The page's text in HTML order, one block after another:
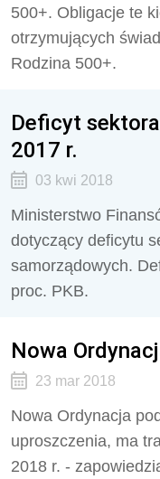
500+. Obligacje te
otrzymujących
Rodzina 500+.
Deficyt
2017 r.
03 kwi 2018
Ministerstwo
dotyczący deficytu
samorządowych.
proc. PKB.
Nowa
23 mar 2018
Nowa Ordynacja
uproszczenia, ma
2018 r. -